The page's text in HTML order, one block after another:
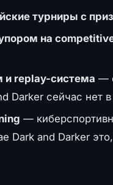
турниры с
на
replay-система —
Darker сейчас нет
—
Dark and Darker